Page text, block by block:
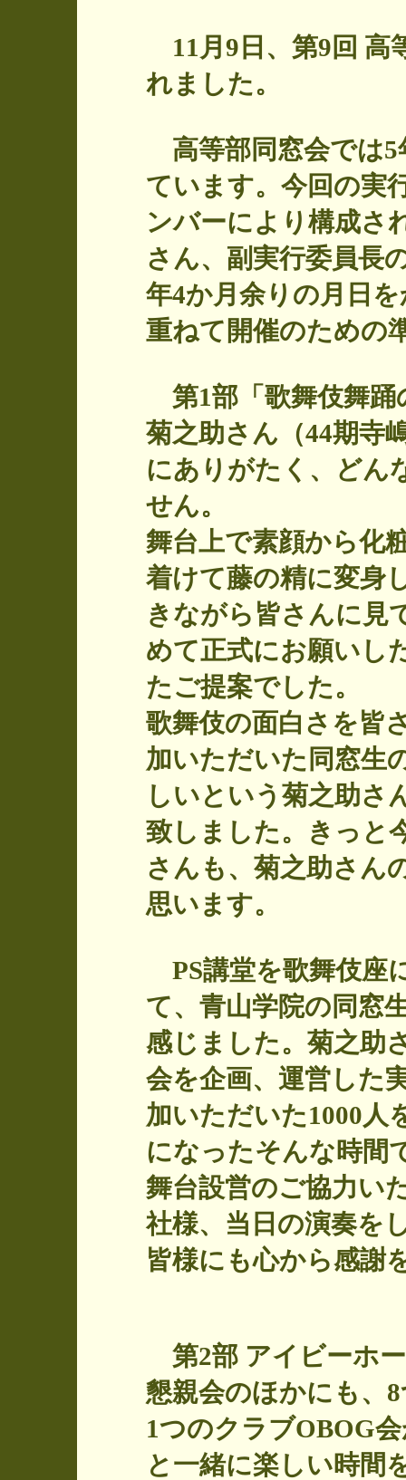
11月9日、第9回 高
れました。
高等部同窓会では5
ています。今回の実
ンバーにより構成さ
さん、副実行委員長
年4か月余りの月日
重ねて開催のための
第1部「歌舞伎舞踊
菊之助さん（44期寺
にありがたく、どん
せん。
舞台上で素顔から化
着けて藤の精に変身
きながら皆さんに見
めて正式にお願いし
たご提案でした。
歌舞伎の面白さを皆
加いただいた同窓生
しいという菊之助さ
致しました。きっと
さんも、菊之助さん
思います。
PS講堂を歌舞伎座
て、青山学院の同窓
感じました。菊之助
会を企画、運営した
加いただいた1000人
になったそんな時間
舞台設営のご協力い
社様、当日の演奏を
皆様にも心から感謝
第2部 アイビーホ
懇親会のほかにも、
1つのクラブOBOG
と一緒に楽しい時間